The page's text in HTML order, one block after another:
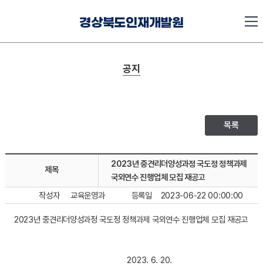
경상북도인재개발원
공지
목록
제목
2023년 중견리더양성과정 국도정 정책과제
국외연수 진행업체 모집 재공고
등록일
2023-06-22 00:00:00
작성자 교육운영과
2023년 중견리더양성과정 국도정 정책과제 국외연수 진행업체 모집 재공고
2023. 6. 20.